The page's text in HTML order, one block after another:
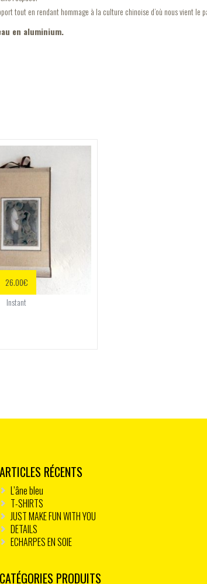
tout en rendant hommage à la culture chinoise d’où nous vient le
en aluminium.
26.00€
Instant
ARTICLES RÉCENTS
L’âne bleu
T-SHIRTS
JUST MAKE FUN WITH YOU
DETAILS
ECHARPES EN SOIE
CATÉGORIES PRODUITS